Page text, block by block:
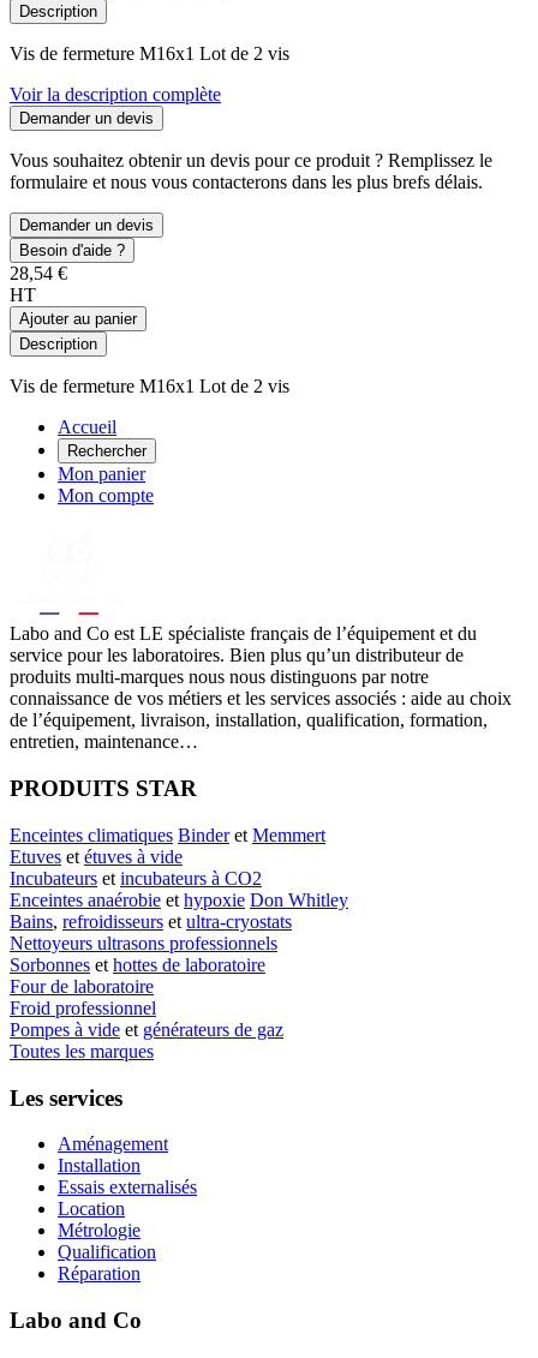
Description
Vis de fermeture M16x1 Lot de 2 vis
Voir la description complète
Demander un devis
Vous souhaitez obtenir un devis pour ce produit ? Remplissez le
formulaire et nous vous contacterons dans les plus brefs délais.
Demander un devis
Besoin d'aide ?
28,54 €
HT
Ajouter au panier
Description
Vis de fermeture M16x1 Lot de 2 vis
Accueil
Rechercher
Mon panier
Mon compte
Labo and Co est LE spécialiste français de l’équipement et du
service pour les laboratoires. Bien plus qu’un distributeur de
produits multi-marques nous nous distinguons par notre
connaissance de vos métiers et les services associés : aide au choix
de l’équipement, livraison, installation, qualification, formation,
entretien, maintenance…
PRODUITS STAR
Enceintes climatiques Binderet Memmert
Etuves et étuves à vide
Incubateurs et incubateurs à CO2
Enceintes anaérobie et hypoxie Don Whitley
Bains, refroidisseurs et ultra-cryostats
Nettoyeurs ultrasons professionnels
Sorbonnes et hottes de laboratoire
Four de laboratoire
Froid professionnel
Pompes à vide et générateurs de gaz
Toutes les marques
Les services
Aménagement
Installation
Essais externalisés
Location
Métrologie
Qualification
Réparation
Labo and Co